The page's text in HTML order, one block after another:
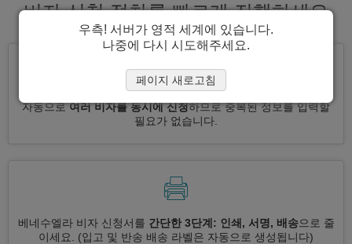
비자 신청 절차를 빠르게 진행하세요
자동으로여러 비자를 동시에 신청하므로 중복된 정보를 입력할
필요가 없습니다.
베네수엘라 비자 신청서를 간단한 3단계: 인쇄, 서명, 배송으로 줄
이세요.
(입고 및 반송 배송 라벨은 자동으로 생성됩니다)
우측! 서버가 영적 세계에 있습니다.
나중에 다시 시도해주세요.
페이지 새로고침